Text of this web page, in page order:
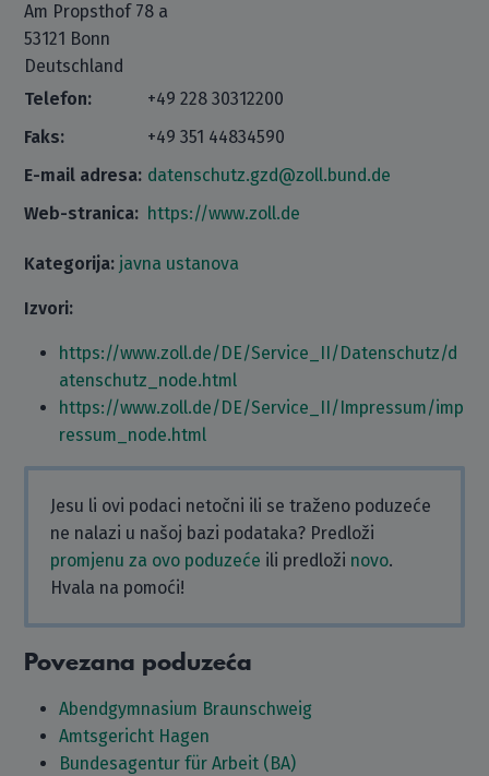
Am Propsthof 78 a
53121 Bonn
Deutschland
Telefon:
+49 228 30312200
Faks:
+49 351 44834590
E-mail adresa: datenschutz.gzd@zoll.bund.de
Web-stranica: https://www.zoll.de
Kategorija: javna ustanova
Izvori:
https://www.zoll.de/DE/Service_II/Datenschutz/d
atenschutz_node.html
https://www.zoll.de/DE/Service_II/Impressum/imp
ressum_node.html
Jesu li ovi podaci netočni ili se traženo poduzeće
ne nalazi u našoj bazi podataka? Predloži
promjenu za ovo poduzeće ili predloži novo.
Hvala na pomoći!
Povezana poduzeća
Abendgymnasium Braunschweig
Amtsgericht Hagen
Bundesagentur für Arbeit (BA)